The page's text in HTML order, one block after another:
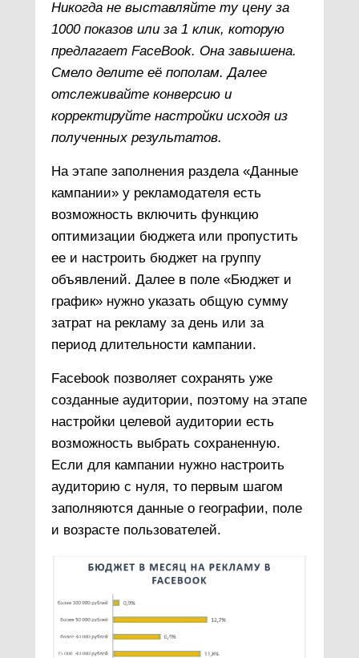
Никогда не выставляйте ту цену за
1000 показов или за 1 клик, которую
предлагает FaceBook. Она завышена.
Смело делите её пополам. Далее
отслеживайте конверсию и
корректируйте настройки исходя из
полученных результатов.
На этапе заполнения раздела «Данные
кампании» у рекламодателя есть
возможность включить функцию
оптимизации бюджета или пропустить
ее и настроить бюджет на группу
объявлений. Далее в поле «Бюджет и
график» нужно указать общую сумму
затрат на рекламу за день или за
период длительности кампании.
Facebook позволяет сохранять уже
созданные аудитории, поэтому на этапе
настройки целевой аудитории есть
возможность выбрать сохраненную.
Если для кампании нужно настроить
аудиторию с нуля, то первым шагом
заполняются данные о географии, поле
и возрасте пользователей.